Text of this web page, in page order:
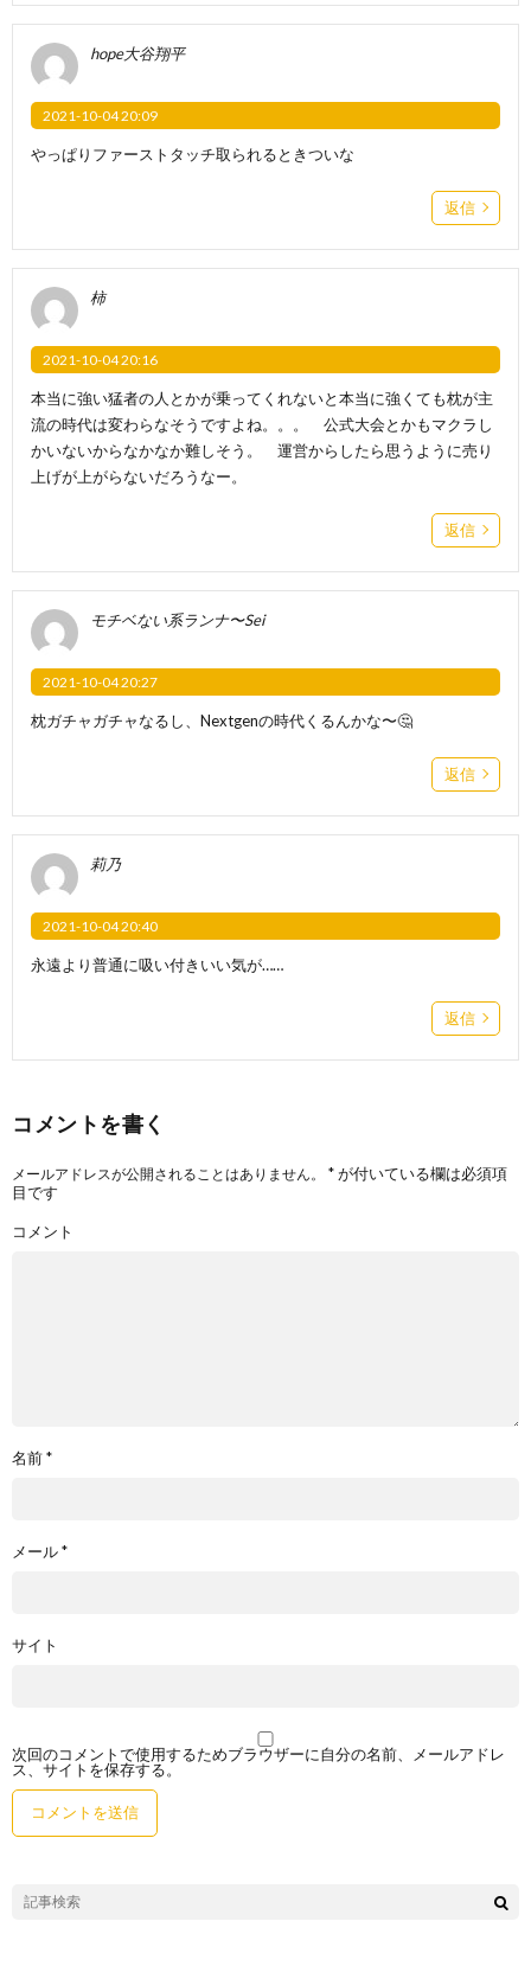
hope大谷翔平
2021-10-04 20:09
やっぱりファーストタッチ取られるときついな
返信
柿
2021-10-04 20:16
本当に強い猛者の人とかが乗ってくれないと本当に強くても枕が主
流の時代は変わらなそうですよね。。。 公式大会とかもマクラし
かいないからなかなか難しそう。 運営からしたら思うように売り
上げが上がらないだろうなー。
返信
モチベない系ランナ〜Sei
2021-10-04 20:27
枕ガチャガチャなるし、Nextgenの時代くるんかな〜🤔
返信
莉乃
2021-10-04 20:40
永遠より普通に吸い付きいい気が……
返信
コメントを書く
メールアドレスが公開されることはありません。 *が付いている欄は必須項
目です
コメント
名前*
メール*
サイト
次回のコメントで使用するためブラウザーに自分の名前、メールアドレ
ス、サイトを保存する。